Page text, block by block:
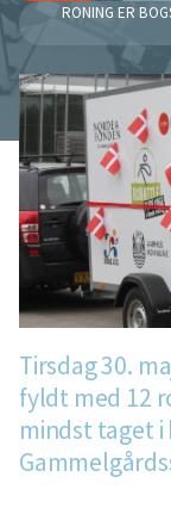
RONING ER
Tirsdag 30.
fyldt med 12
mindst taget i